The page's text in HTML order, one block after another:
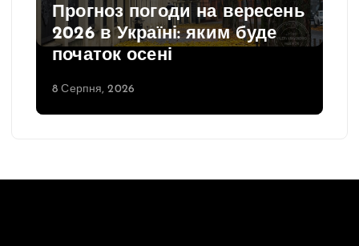
Прогноз погоди на вересень
2026 в Україні: яким буде
початок осені
8 Серпня, 2026